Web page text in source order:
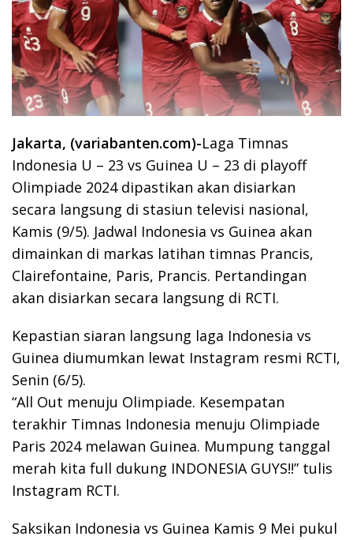
Jakarta, (variabanten.com)-Laga Timnas
Indonesia U – 23 vs Guinea U – 23 di playoff
Olimpiade 2024 dipastikan akan disiarkan
secara langsung di stasiun televisi nasional,
Kamis (9/5). Jadwal Indonesia vs Guinea akan
dimainkan di markas latihan timnas Prancis,
Clairefontaine, Paris, Prancis. Pertandingan
akan disiarkan secara langsung di RCTI.
Kepastian siaran langsung laga Indonesia vs
Guinea diumumkan lewat Instagram resmi RCTI,
Senin (6/5).
“All Out menuju Olimpiade. Kesempatan
terakhir Timnas Indonesia menuju Olimpiade
Paris 2024 melawan Guinea. Mumpung tanggal
merah kita full dukung INDONESIA GUYS!!” tulis
Instagram RCTI.
Saksikan Indonesia vs Guinea Kamis 9 Mei pukul